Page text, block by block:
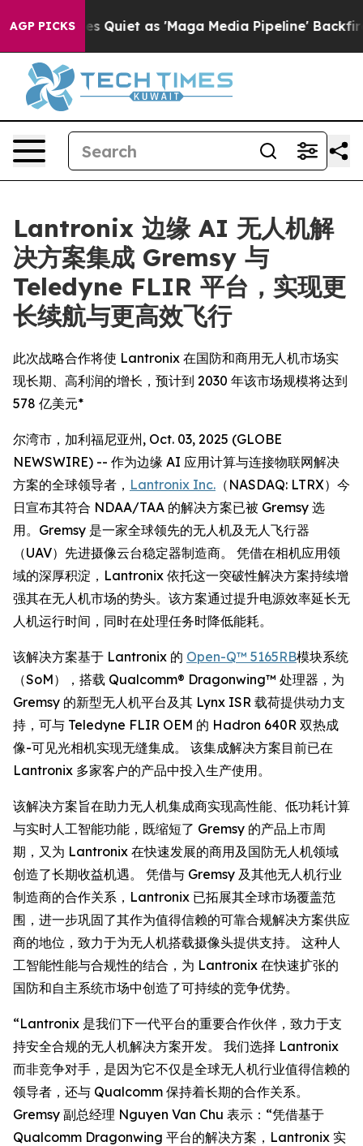
AGP PICKS
Goes Quiet as 'Maga Media Pipeline' Backfires
Lantronix 边缘 AI 无人机解
决方案集成 Gremsy 与
Teledyne FLIR 平台，实现更
长续航与更高效飞行
此次战略合作将使 Lantronix 在国防和商用无人机市场实
现长期、高利润的增长，预计到 2030 年该市场规模将达到
578 亿美元*
尔湾市，加利福尼亚州, Oct. 03, 2025 (GLOBE
NEWSWIRE) -- 作为边缘 AI 应用计算与连接物联网解决
方案的全球领导者， Lantronix Inc. （NASDAQ: LTRX）今
日宣布其符合 NDAA/TAA 的解决方案已被 Gremsy 选
用。Gremsy 是一家全球领先的无人机及无人飞行器
（UAV）先进摄像云台稳定器制造商。 凭借在相机应用领
域的深厚积淀，Lantronix 依托这一突破性解决方案持续增
强其在无人机市场的势头。该方案通过提升电源效率延长无
人机运行时间，同时在处理任务时降低能耗。
该解决方案基于 Lantronix 的 Open-Q™ 5165RB模块系统
（SoM），搭载 Qualcomm® Dragonwing™ 处理器，为
Gremsy 的新型无人机平台及其 Lynx ISR 载荷提供动力支
持，可与 Teledyne FLIR OEM 的 Hadron 640R 双热成
像-可见光相机实现无缝集成。 该集成解决方案目前已在
Lantronix 多家客户的产品中投入生产使用。
该解决方案旨在助力无人机集成商实现高性能、低功耗计算
与实时人工智能功能，既缩短了 Gremsy 的产品上市周
期，又为 Lantronix 在快速发展的商用及国防无人机领域
创造了长期收益机遇。 凭借与 Gremsy 及其他无人机行业
制造商的合作关系，Lantronix 已拓展其全球市场覆盖范
围，进一步巩固了其作为值得信赖的可靠合规解决方案供应
商的地位，致力于为无人机搭载摄像头提供支持。 这种人
工智能性能与合规性的结合，为 Lantronix 在快速扩张的
国防和自主系统市场中创造了可持续的竞争优势。
“Lantronix 是我们下一代平台的重要合作伙伴，致力于支
持安全合规的无人机解决方案开发。 我们选择 Lantronix
而非竞争对手，是因为它不仅是全球无人机行业值得信赖的
领导者，还与 Qualcomm 保持着长期的合作关系。
Gremsy 副总经理 Nguyen Van Chu 表示：“凭借基于
Qualcomm Dragonwing 平台的解决方案，Lantronix 实